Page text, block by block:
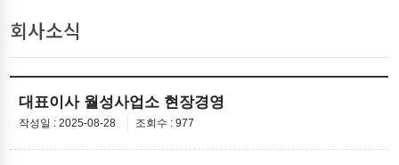
회사소식
대표이사 월성사업소 현장경영
작성일 : 2025-08-28 조회수 : 977